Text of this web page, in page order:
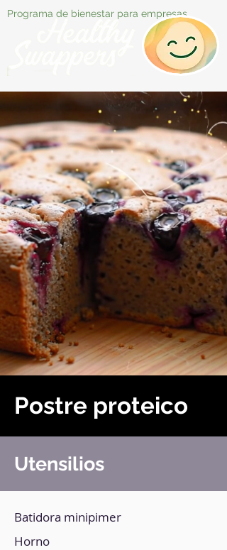
Programa de bienestar para empresas
Postre proteico
Utensilios
Batidora minipimer
Horno